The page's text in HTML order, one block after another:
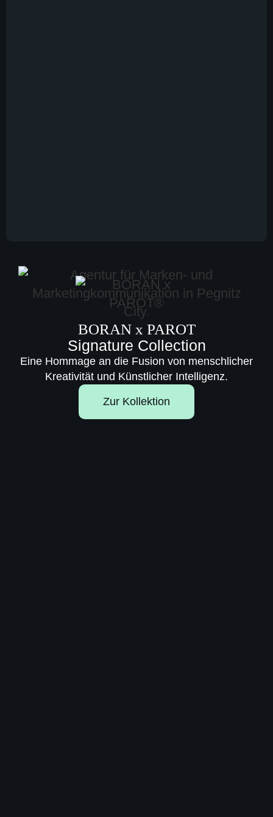
BORAN x PAROT
Signature Collection
Eine Hommage an die Fusion von menschlicher
Kreativität und Künstlicher Intelligenz.
Zur Kollektion